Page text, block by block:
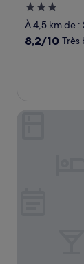
3.0 étoiles
À 4,5 km de
8.2
8,2/10 Très